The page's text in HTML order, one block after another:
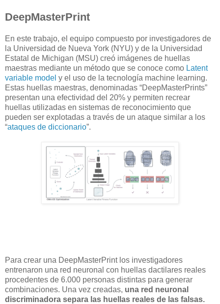
DeepMasterPrint
En este trabajo, el equipo compuesto por investigadores de
la Universidad de Nueva York (NYU) y de la Universidad
Estatal de Michigan (MSU) creó imágenes de huellas
maestras mediante un método que se conoce como Latent
variable model y el uso de la tecnología machine learning.
Estas huellas maestras, denominadas “DeepMasterPrints”
presentan una efectividad del 20% y permiten recrear
huellas utilizadas en sistemas de reconocimiento que
pueden ser explotadas a través de un ataque similar a los
“ataques de diccionario”.
Para crear una DeepMasterPrint los investigadores
entrenaron una red neuronal con huellas dactilares reales
procedentes de 6.000 personas distintas para generar
combinaciones. Una vez creadas, una red neuronal
discriminadora separa las huellas reales de las falsas.